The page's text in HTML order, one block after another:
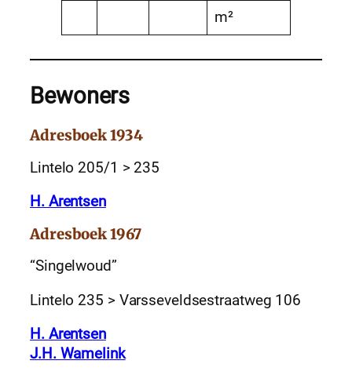
m²
Bewoners
Adresboek 1934
Lintelo 205/1 > 235
H. Arentsen
Adresboek 1967
“Singelwoud”
Lintelo 235 > Varsseveldsestraatweg 106
H. Arentsen
J.H. Wamelink